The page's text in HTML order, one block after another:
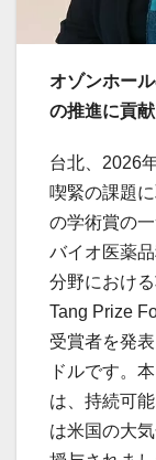
オゾンホー
の推進に貢献
台北、2026
喫緊の課題
の学術賞の
バイオ医薬
分野におけ
Tang Prize
受賞者を発
ドルです。
は、持続可
は米国の大